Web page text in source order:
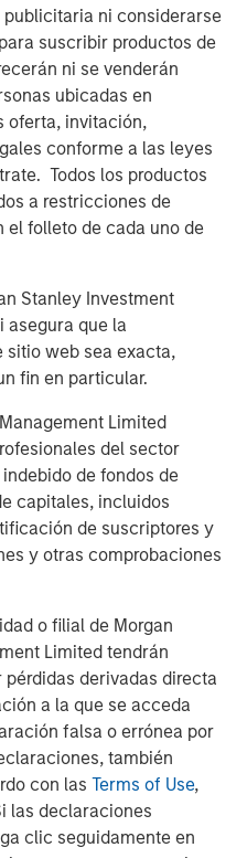
ni considerarse
suscribir productos de
ni se venderán
ubicadas en
oferta, invitación,
conforme a las leyes
Todos los productos
a restricciones de
el folleto de cada uno de
Stanley Investment
asegura que la
sitio web sea exacta,
fin en particular.
Limited
del sector
de fondos de
capitales, incluidos
de suscriptores y
y otras comprobaciones
o filial de Morgan
Limited tendrán
derivadas directa
a la que se acceda
falsa o errónea por
también
con lasTerms of Use,
las declaraciones
clic seguidamente en
Markets: Crowd
and Stock
The Present
in Valuation
How History Can
CFA